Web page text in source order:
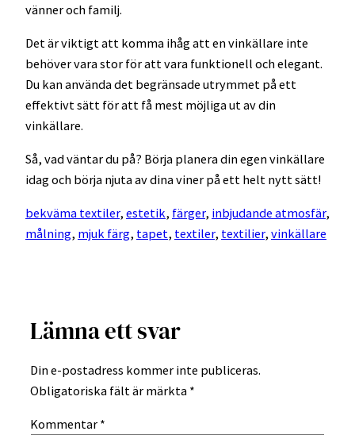
vänner och familj.
Det är viktigt att komma ihåg att en vinkällare inte
behöver vara stor för att vara funktionell och elegant.
Du kan använda det begränsade utrymmet på ett
effektivt sätt för att få mest möjliga ut av din
vinkällare.
Så, vad väntar du på? Börja planera din egen vinkällare
idag och börja njuta av dina viner på ett helt nytt sätt!
bekväma textiler, estetik, färger, inbjudande atmosfär
målning, mjuk färg, tapet, textiler, textilier, vinkällare
Lämna ett svar
Din e-postadress kommer inte publiceras.
Obligatoriska fält är märkta *
Kommentar *